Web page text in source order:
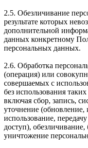
2.5. Обезличивание
результате которых
дополнительной
данных конкретному
персональных данных.
2.6. Обработка
(операция) или
совершаемых с
без использования
включая сбор, запись,
уточнение (обновление,
использование,
доступ),
уничтожение